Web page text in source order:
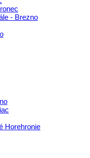
- Brezno
Horehronie